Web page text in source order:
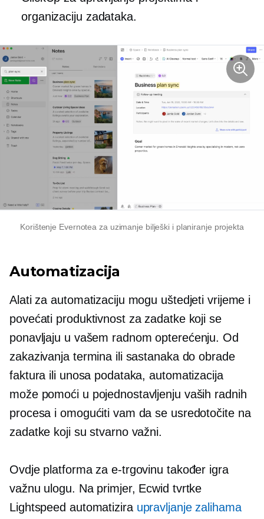
organizaciju zadataka.
Korištenje Evernotea za uzimanje bilješki i planiranje projekta
Automatizacija
Alati za automatizaciju mogu uštedjeti vrijeme i
povećati produktivnost za zadatke koji se
ponavljaju u vašem radnom opterećenju. Od
zakazivanja termina ili sastanaka do obrade
faktura ili unosa podataka, automatizacija
može pomoći u pojednostavljenju vaših radnih
procesa i omogućiti vam da se usredotočite na
zadatke koji su stvarno važni.
Ovdje platforma za e-trgovinu također igra
važnu ulogu. Na primjer, Ecwid tvrtke
Lightspeed automatizira upravljanje zalihama